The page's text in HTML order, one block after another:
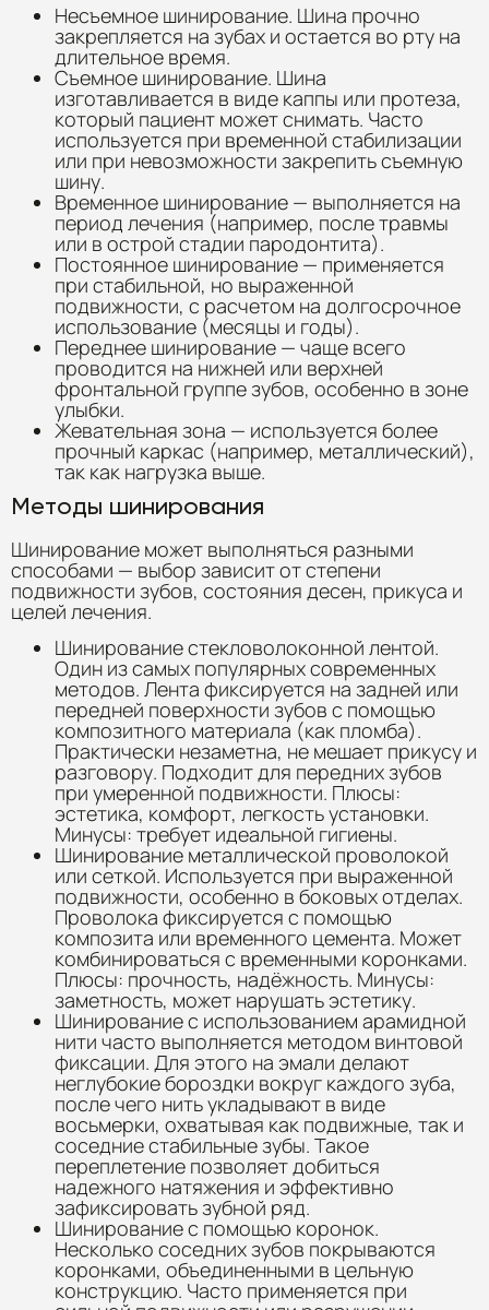
Несъемное шинирование. Шина прочно
закрепляется на зубах и остается во рту на
длительное время.
Съемное шинирование. Шина
изготавливается в виде каппы или протеза,
который пациент может снимать. Часто
используется при временной стабилизации
или при невозможности закрепить съемную
шину.
Временное шинирование — выполняется на
период лечения (например, после травмы
или в острой стадии пародонтита).
Постоянное шинирование — применяется
при стабильной, но выраженной
подвижности, с расчетом на долгосрочное
использование (месяцы и годы).
Переднее шинирование — чаще всего
проводится на нижней или верхней
фронтальной группе зубов, особенно в зоне
улыбки.
Жевательная зона — используется более
прочный каркас (например, металлический),
так как нагрузка выше.
Методы шинирования
Шинирование может выполняться разными
способами — выбор зависит от степени
подвижности зубов, состояния десен, прикуса и
целей лечения.
Шинирование стекловолоконной лентой.
Один из самых популярных современных
методов. Лента фиксируется на задней или
передней поверхности зубов с помощью
композитного материала (как пломба).
Практически незаметна, не мешает прикусу и
разговору. Подходит для передних зубов
при умеренной подвижности. Плюсы:
эстетика, комфорт, легкость установки.
Минусы: требует идеальной гигиены.
Шинирование металлической проволокой
или сеткой. Используется при выраженной
подвижности, особенно в боковых отделах.
Проволока фиксируется с помощью
композита или временного цемента. Может
комбинироваться с временными коронками.
Плюсы: прочность, надёжность. Минусы:
заметность, может нарушать эстетику.
Шинирование с использованием арамидной
нити часто выполняется методом винтовой
фиксации. Для этого на эмали делают
неглубокие бороздки вокруг каждого зуба,
после чего нить укладывают в виде
восьмерки, охватывая как подвижные, так и
соседние стабильные зубы. Такое
переплетение позволяет добиться
надежного натяжения и эффективно
зафиксировать зубной ряд.
Шинирование с помощью коронок.
Несколько соседних зубов покрываются
коронками, объединенными в цельную
конструкцию. Часто применяется при